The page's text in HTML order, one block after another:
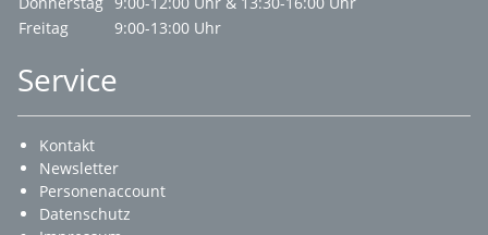
Freitag
9:00-13:00 Uhr
Service
Kontakt
Newsletter
Personenaccount
Datenschutz